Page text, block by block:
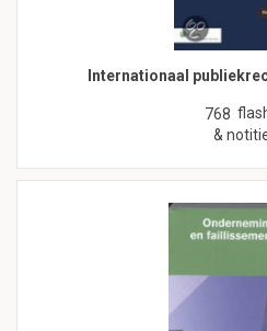
Internationaal
768
&